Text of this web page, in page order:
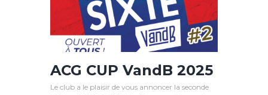
ACG CUP VandB 2025
Le club a le plaisir de vous annoncer la seconde